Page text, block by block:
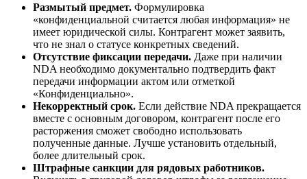
Размытый предмет. Формулировка
«конфиденциальной считается любая информация» не
имеет юридической силы. Контрагент может заявить,
что не знал о статусе конкретных сведений.
Отсутствие фиксации передачи. Даже при наличии
NDA необходимо документально подтвердить факт
передачи информации актом или отметкой
«Конфиденциально».
Некорректный срок. Если действие NDA прекращается
вместе с основным договором, контрагент после его
расторжения сможет свободно использовать
полученные данные. Лучше установить отдельный,
более длительный срок.
Штрафные санкции для рядовых работников.